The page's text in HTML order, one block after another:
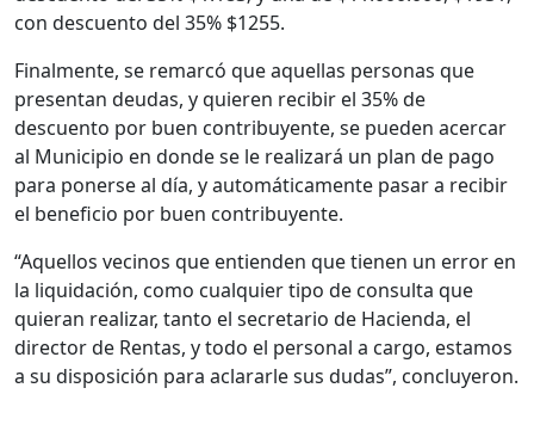
con descuento del 35% $1255.
Finalmente, se remarcó que aquellas personas que
presentan deudas, y quieren recibir el 35% de
descuento por buen contribuyente, se pueden acercar
al Municipio en donde se le realizará un plan de pago
para ponerse al día, y automáticamente pasar a recibir
el beneficio por buen contribuyente.
“Aquellos vecinos que entienden que tienen un error en
la liquidación, como cualquier tipo de consulta que
quieran realizar, tanto el secretario de Hacienda, el
director de Rentas, y todo el personal a cargo, estamos
a su disposición para aclararle sus dudas”, concluyeron.